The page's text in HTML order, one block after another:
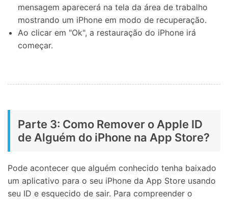
mensagem aparecerá na tela da área de trabalho
mostrando um iPhone em modo de recuperação.
Ao clicar em "Ok", a restauração do iPhone irá
começar.
Parte 3: Como Remover o Apple ID
de Alguém do iPhone na App Store?
Pode acontecer que alguém conhecido tenha baixado
um aplicativo para o seu iPhone da App Store usando
seu ID e esquecido de sair. Para compreender o